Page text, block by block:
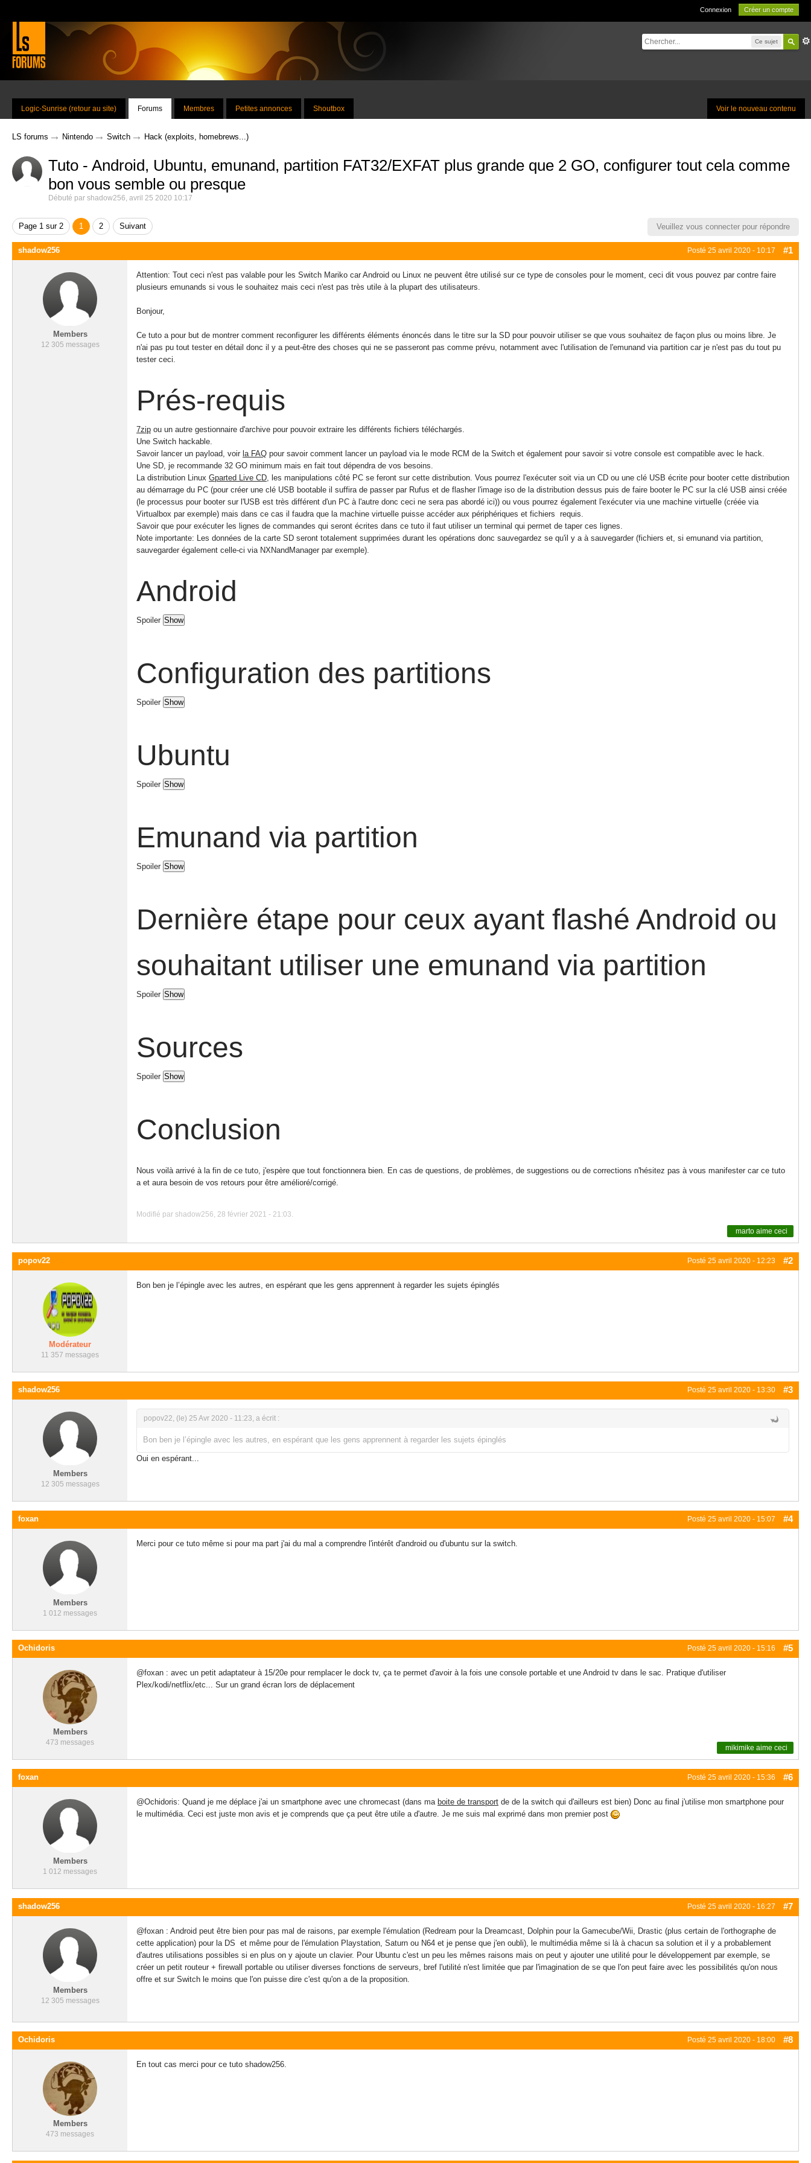
Connexion Créer un compte
Ce sujet
Voir le nouveau contenu
Logic-Sunrise (retour au site) Forums Membres Petites annonces Shoutbox
LS forums → Nintendo → Switch → Hack (exploits, homebrews...)
Tuto - Android, Ubuntu, emunand, partition FAT32/EXFAT plus grande que 2 GO, configurer tout cela comme
bon vous semble ou presque
Débuté par shadow256, avril 25 2020 10:17
Page 1 sur 2 1 2 Suivant Veuillez vous connecter pour répondre
Posté 25 avril 2020 - 10:17 #1
shadow256
Members
12 305 messages
Attention: Tout ceci n'est pas valable pour les Switch Mariko car Android ou Linux ne peuvent être utilisé sur ce type de consoles pour le moment, ceci dit vous pouvez par contre faire
plusieurs emunands si vous le souhaitez mais ceci n'est pas très utile à la plupart des utilisateurs.
Bonjour,
Ce tuto a pour but de montrer comment reconfigurer les différents éléments énoncés dans le titre sur la SD pour pouvoir utiliser se que vous souhaitez de façon plus ou moins libre. Je
n'ai pas pu tout tester en détail donc il y a peut-être des choses qui ne se passeront pas comme prévu, notamment avec l'utilisation de l'emunand via partition car je n'est pas du tout pu
tester ceci.
Prés-requis
7zip ou un autre gestionnaire d'archive pour pouvoir extraire les différents fichiers téléchargés.
Une Switch hackable.
Savoir lancer un payload, voir la FAQ pour savoir comment lancer un payload via le mode RCM de la Switch et également pour savoir si votre console est compatible avec le hack.
Une SD, je recommande 32 GO minimum mais en fait tout dépendra de vos besoins.
La distribution Linux Gparted Live CD, les manipulations côté PC se feront sur cette distribution. Vous pourrez l'exécuter soit via un CD ou une clé USB écrite pour booter cette distribution
au démarrage du PC (pour créer une clé USB bootable il suffira de passer par Rufus et de flasher l'image iso de la distribution dessus puis de faire booter le PC sur la clé USB ainsi créée
(le processus pour booter sur l'USB est très différent d'un PC à l'autre donc ceci ne sera pas abordé ici)) ou vous pourrez également l'exécuter via une machine virtuelle (créée via
Virtualbox par exemple) mais dans ce cas il faudra que la machine virtuelle puisse accéder aux périphériques et fichiers requis.
Savoir que pour exécuter les lignes de commandes qui seront écrites dans ce tuto il faut utiliser un terminal qui permet de taper ces lignes.
Note importante: Les données de la carte SD seront totalement supprimées durant les opérations donc sauvegardez se qu'il y a à sauvegarder (fichiers et, si emunand via partition,
sauvegarder également celle-ci via NXNandManager par exemple).
Android
Spoiler
Configuration des partitions
Spoiler
Ubuntu
Spoiler
Emunand via partition
Spoiler
Dernière étape pour ceux ayant flashé Android ou
souhaitant utiliser une emunand via partition
Spoiler
Sources
Spoiler
Conclusion
Nous voilà arrivé à la fin de ce tuto, j'espère que tout fonctionnera bien. En cas de questions, de problèmes, de suggestions ou de corrections n'hésitez pas à vous manifester car ce tuto
a et aura besoin de vos retours pour être amélioré/corrigé.
Modifié par shadow256, 28 février 2021 - 21:03.
marto aime ceci
Posté 25 avril 2020 - 12:23 #2
popov22
Modérateur
11 357 messages
Bon ben je l’épingle avec les autres, en espérant que les gens apprennent à regarder les sujets épinglés
Posté 25 avril 2020 - 13:30 #3
shadow256
Members
12 305 messages
popov22, (le) 25 Avr 2020 - 11:23, a écrit :
Bon ben je l’épingle avec les autres, en espérant que les gens apprennent à regarder les sujets épinglés
Oui en espérant...
Posté 25 avril 2020 - 15:07 #4
foxan
Members
1 012 messages
Merci pour ce tuto même si pour ma part j'ai du mal a comprendre l'intérêt d'android ou d'ubuntu sur la switch.
Posté 25 avril 2020 - 15:16 #5
Ochidoris
Members
473 messages
@foxan : avec un petit adaptateur à 15/20e pour remplacer le dock tv, ça te permet d'avoir à la fois une console portable et une Android tv dans le sac. Pratique d'utiliser
Plex/kodi/netflix/etc... Sur un grand écran lors de déplacement
mikimike aime ceci
Posté 25 avril 2020 - 15:36 #6
foxan
Members
1 012 messages
@Ochidoris: Quand je me déplace j'ai un smartphone avec une chromecast (dans ma boite de transport de de la switch qui d'ailleurs est bien) Donc au final j'utilise mon smartphone pour
le multimédia. Ceci est juste mon avis et je comprends que ça peut être utile a d'autre. Je me suis mal exprimé dans mon premier post
Posté 25 avril 2020 - 16:27 #7
shadow256
Members
12 305 messages
@foxan : Android peut être bien pour pas mal de raisons, par exemple l'émulation (Redream pour la Dreamcast, Dolphin pour la Gamecube/Wii, Drastic (plus certain de l'orthographe de
cette application) pour la DS et même pour de l'émulation Playstation, Saturn ou N64 et je pense que j'en oubli), le multimédia même si là à chacun sa solution et il y a probablement
d'autres utilisations possibles si en plus on y ajoute un clavier. Pour Ubuntu c'est un peu les mêmes raisons mais on peut y ajouter une utilité pour le développement par exemple, se
créer un petit routeur + firewall portable ou utiliser diverses fonctions de serveurs, bref l'utilité n'est limitée que par l'imagination de se que l'on peut faire avec les possibilités qu'on nous
offre et sur Switch le moins que l'on puisse dire c'est qu'on a de la proposition.
Posté 25 avril 2020 - 18:00 #8
Ochidoris
Members
473 messages
En tout cas merci pour ce tuto shadow256.